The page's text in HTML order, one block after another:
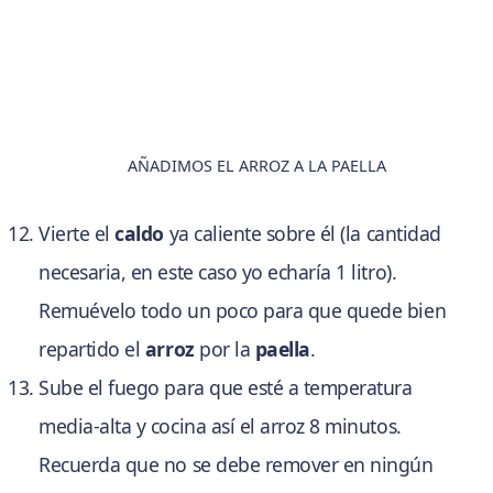
AÑADIMOS EL ARROZ A LA PAELLA
Vierte elcaldo ya caliente sobre él (la cantidad
necesaria, en este caso yo echaría 1 litro).
Remuévelo todo un poco para que quede bien
repartido el arroz por la paella.
Sube el fuego para que esté a temperatura
media-alta y cocina así el arroz 8 minutos.
Recuerda que no se debe remover en ningún